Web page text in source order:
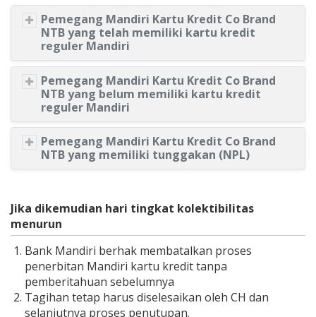
Pemegang Mandiri Kartu Kredit Co Brand
NTB yang telah memiliki kartu kredit
reguler Mandiri
Pemegang Mandiri Kartu Kredit Co Brand
NTB yang belum memiliki kartu kredit
reguler Mandiri
Pemegang Mandiri Kartu Kredit Co Brand
NTB yang memiliki tunggakan (NPL)
Jika dikemudian hari tingkat kolektibilitas
menurun
Bank Mandiri berhak membatalkan proses
penerbitan Mandiri kartu kredit tanpa
pemberitahuan sebelumnya
Tagihan tetap harus diselesaikan oleh CH dan
selanjutnya proses penutupan.